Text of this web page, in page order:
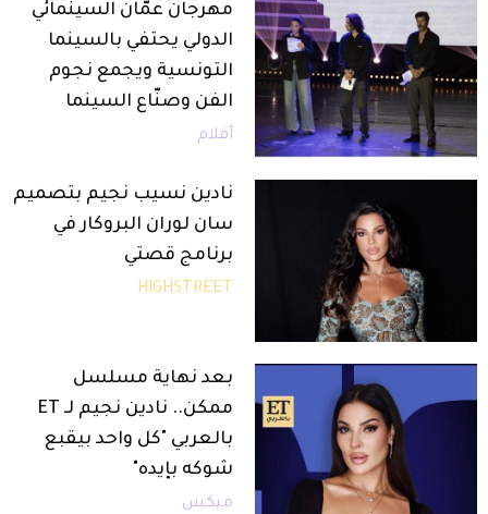
مهرجان عمّان السينمائي
الدولي يحتفي بالسينما
التونسية ويجمع نجوم
الفن وصنّاع السينما
أفلام
نادين نسيب نجيم بتصميم
سان لوران البروكار في
برنامج قصتي
HIGHSTREET
بعد نهاية مسلسل
ممكن.. نادين نجيم لـ ET
بالعربي "كل واحد بيقبع
شوكه بإيده"
ميكس